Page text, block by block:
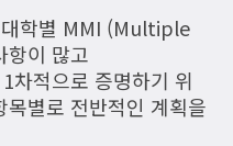
대학별 MMI (Multiple
이 많고
차적으로 증명하기 위
별로 전반적인 계획을